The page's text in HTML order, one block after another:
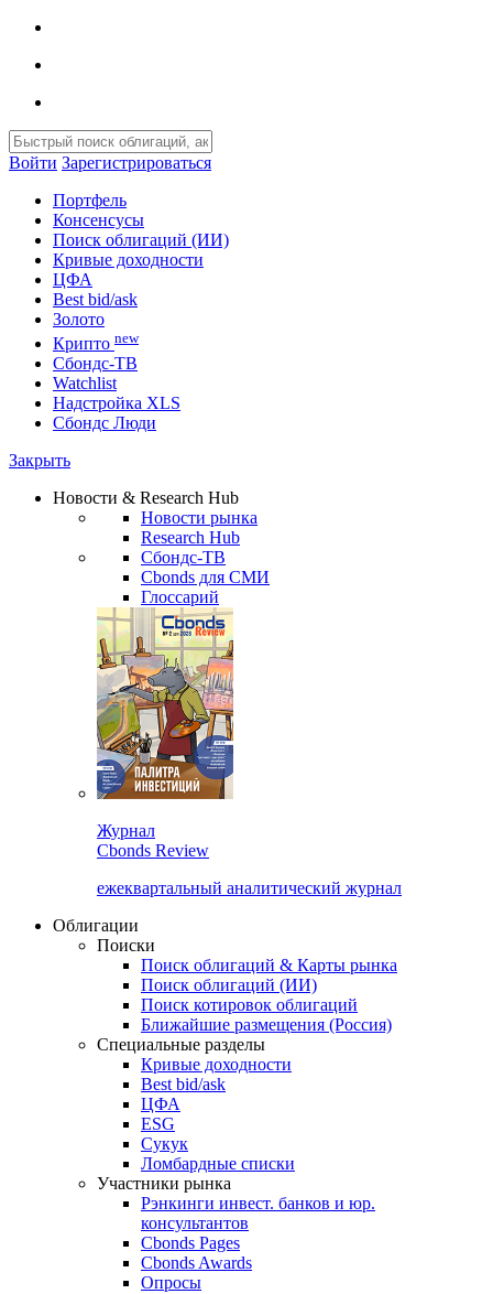
Войти Зарегистрироваться
Портфель
Консенсусы
Поиск облигаций (ИИ)
Кривые доходности
ЦФА
Best bid/ask
Золото
Крипто new
Сбондс-ТВ
Watchlist
Надстройка XLS
Сбондс Люди
Закрыть
Новости & Research Hub
Новости рынка
Research Hub
Сбондс-ТВ
Cbonds для СМИ
Глоссарий
Журнал
Cbonds Review
ежеквартальный аналитический журнал
Облигации
Поиски
Поиск облигаций & Карты рынка
Поиск облигаций (ИИ)
Поиск котировок облигаций
Ближайшие размещения (Россия)
Специальные разделы
Кривые доходности
Best bid/ask
ЦФА
ESG
Сукук
Ломбардные списки
Участники рынка
Рэнкинги инвест. банков и юр.
консультантов
Cbonds Pages
Cbonds Awards
Опросы